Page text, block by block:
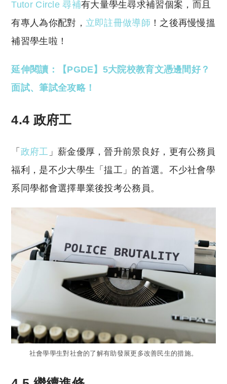
Tutor Circle 尋補有大量學生尋求補習個案，而且
有專人為你配對， 立即註冊做導師 ！之後再慢慢搵
補習學生啦！
延伸閱讀：【PGDE】5大院校教育文憑邊間好？
面試、筆試全攻略！
4.4 政府工
「 政府工 」薪金優厚，晉升前景良好，更有公務員
福利，是不少大學生「揾工」的首選。不少社會學
系同學都會選擇畢業後投考公務員。
社會學學生對社會的了解有助發展更多改善民生的措施。